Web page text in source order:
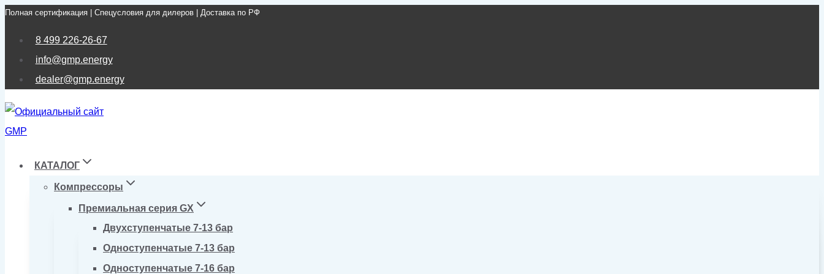
Перейти
Полная сертификация | Спецусловия для дилеров | Доставка по РФ
8 499 226-26-67
info@gmp.energy
dealer@gmp.energy
КАТАЛОГ
Компрессоры
Премиальная серия GX
Двухступенчатые 7-13 бар
Одноступенчатые 7-13 бар
Одноступенчатые 7-16 бар